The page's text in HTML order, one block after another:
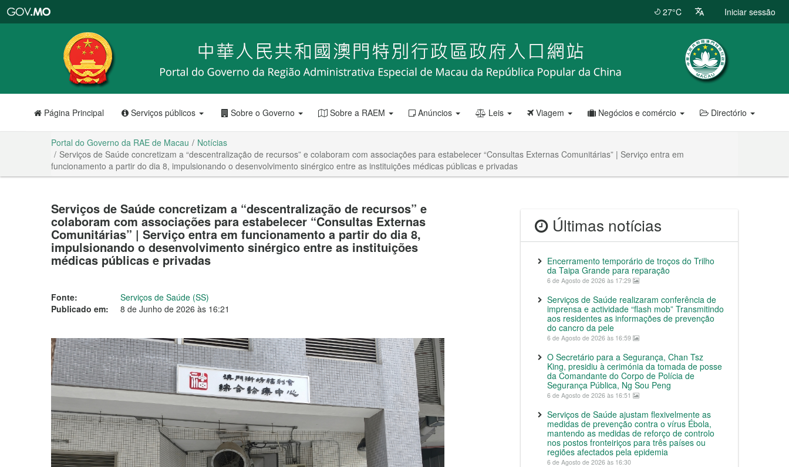
RAE
de
Macau
27°C Iniciar sessão
Página Principal Serviços públicos Sobre o Governo Sobre a RAEM Anúncios Leis Viagem Negócios e comércio Directório
Portal do Governo da RAE de Macau
Notícias
Serviços de Saúde concretizam a “descentralização de recursos” e colaboram com associações para estabelecer “Consultas Externas Comunitárias” | Serviço entra em
funcionamento a partir do dia 8, impulsionando o desenvolvimento sinérgico entre as instituições médicas públicas e privadas
Serviços de Saúde concretizam a “descentralização de recursos” e
colaboram com associações para estabelecer “Consultas Externas
Comunitárias” | Serviço entra em funcionamento a partir do dia 8,
impulsionando o desenvolvimento sinérgico entre as instituições
médicas públicas e privadas
Fonte:
Serviços de Saúde (SS)
Publicado em:
8 de Junho de 2026 às 16:21
Últimas notícias
Encerramento temporário de troços do Trilho
da Taipa Grande para reparação
6 de Agosto de 2026 às 17:29
Serviços de Saúde realizaram conferência de
imprensa e actividade “flash mob” Transmitindo
aos residentes as informações de prevenção
do cancro da pele
6 de Agosto de 2026 às 16:59
O Secretário para a Segurança, Chan Tsz
King, presidiu à cerimónia da tomada de posse
da Comandante do Corpo de Polícia de
Segurança Pública, Ng Sou Peng
6 de Agosto de 2026 às 16:51
Serviços de Saúde ajustam flexivelmente as
medidas de prevenção contra o vírus Ébola,
mantendo as medidas de reforço de controlo
nos postos fronteiriços para três países ou
regiões afectados pela epidemia
6 de Agosto de 2026 às 16:30